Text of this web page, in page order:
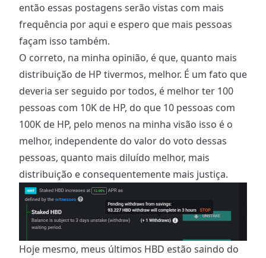
então essas postagens serão vistas com mais
frequência por aqui e espero que mais pessoas
façam isso também.
O correto, na minha opinião, é que, quanto mais
distribuição de HP tivermos, melhor. É um fato que
deveria ser seguido por todos, é melhor ter 100
pessoas com 10K de HP, do que 10 pessoas com
100K de HP, pelo menos na minha visão isso é o
melhor, independente do valor do voto dessas
pessoas, quanto mais diluído melhor, mais
distribuição e consequentemente mais justiça.
Hoje mesmo, meus últimos HBD estão saindo do